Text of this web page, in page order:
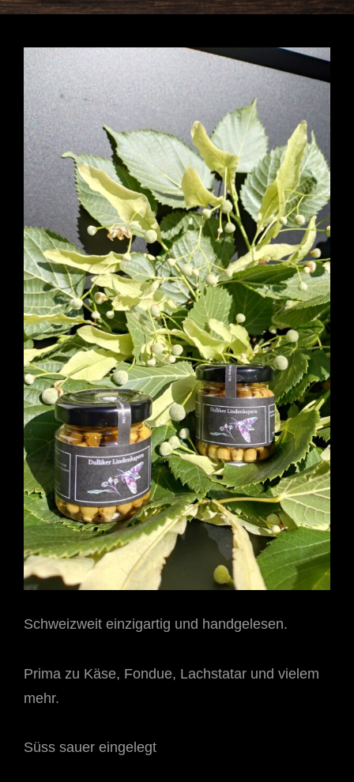
Schweizweit einzigartig und handgelesen.
Prima zu Käse, Fondue, Lachstatar und vielem
mehr.
Süss sauer eingelegt